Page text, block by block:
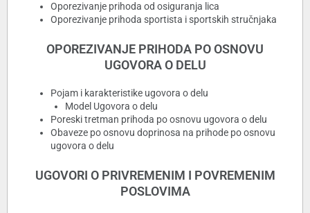
Oporezivanje prihoda od osiguranja lica
Oporezivanje prihoda sportista i sportskih stručnjaka
OPOREZIVANJE PRIHODA PO OSNOVU
UGOVORA O DELU
Pojam i karakteristike ugovora o delu
Model Ugovora o delu
Poreski tretman prihoda po osnovu ugovora o delu
Obaveze po osnovu doprinosa na prihode po osnovu
ugovora o delu
UGOVORI O PRIVREMENIM I POVREMENIM
POSLOVIMA